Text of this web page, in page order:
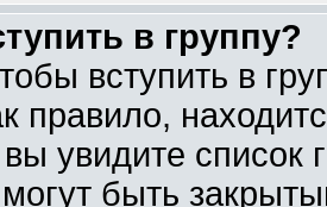
в группу?
вступить в
правило,
увидите список
быть